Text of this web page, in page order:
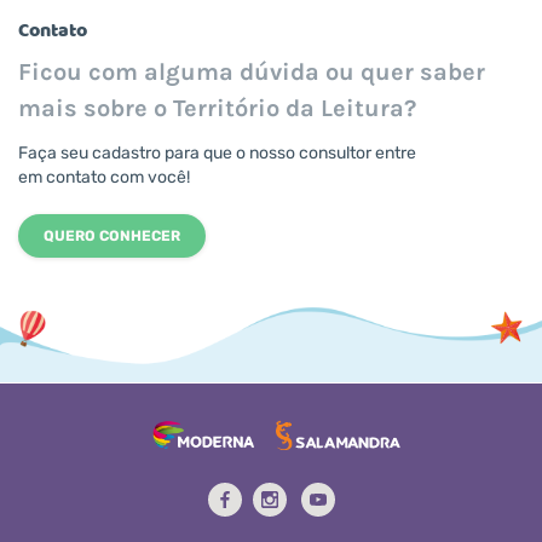
Contato
Ficou com alguma dúvida ou quer saber
mais sobre o Território da Leitura?
Faça seu cadastro para que o nosso consultor entre
em contato com você!
QUERO CONHECER